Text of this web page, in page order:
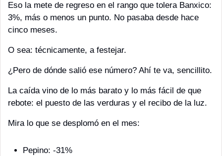
Eso la mete de regreso en el rango que tolera Banxico:
3%, más o menos un punto. No pasaba desde hace
cinco meses.
O sea: técnicamente, a festejar.
¿Pero de dónde salió ese número? Ahí te va, sencillito.
La caída vino de lo más barato y lo más fácil de que
rebote: el puesto de las verduras y el recibo de la luz.
Mira lo que se desplomó en el mes:
Pepino: -31%